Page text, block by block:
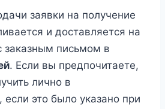
заявки на получение
и доставляется на
заказным письмом в
. Если вы предпочитаете,
лично в
если это было указано при